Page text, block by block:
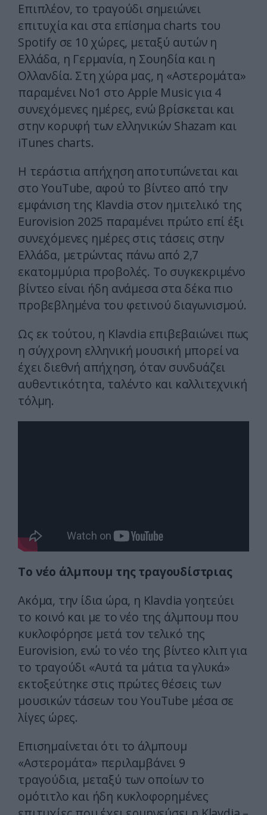
Επιπλέον, το τραγούδι σημειώνει
επιτυχία και στα επίσημα charts του
Spotify σε 10 χώρες, μεταξύ αυτών η
Ελλάδα, η Γερμανία, η Σουηδία και η
Ολλανδία. Στη χώρα μας, η «Αστερομάτα»
παραμένει No1 στο Apple Music για 4
συνεχόμενες ημέρες, ενώ βρίσκεται και
στην κορυφή των ελληνικών Shazam και
iTunes charts.
Η τεράστια απήχηση αποτυπώνεται και
στο YouTube, αφού το βίντεο από την
εμφάνιση της Klavdia στον ημιτελικό της
Eurovision 2025 παραμένει πρώτο επί έξι
συνεχόμενες ημέρες στις τάσεις στην
Ελλάδα, μετρώντας πάνω από 2,7
εκατομμύρια προβολές. Το συγκεκριμένο
βίντεο είναι ήδη ανάμεσα στα δέκα πιο
προβεβλημένα του φετινού διαγωνισμού.
Ως εκ τούτου, η Klavdia επιβεβαιώνει πως
η σύγχρονη ελληνική μουσική μπορεί να
έχει διεθνή απήχηση, όταν συνδυάζει
αυθεντικότητα, ταλέντο και καλλιτεχνική
τόλμη.
Το νέο άλμπουμ της τραγουδίστριας
Ακόμα, την ίδια ώρα, η Klavdia γοητεύει
το κοινό και με το νέο της άλμπουμ που
κυκλοφόρησε μετά τον τελικό της
Eurovision, ενώ το νέο της βίντεο κλιπ για
το τραγούδι «Αυτά τα μάτια τα γλυκά»
εκτοξεύτηκε στις πρώτες θέσεις των
μουσικών τάσεων του YouTube μέσα σε
λίγες ώρες.
Επισημαίνεται ότι το άλμπουμ
«Αστερομάτα» περιλαμβάνει 9
τραγούδια, μεταξύ των οποίων το
ομότιτλο και ήδη κυκλοφορημένες